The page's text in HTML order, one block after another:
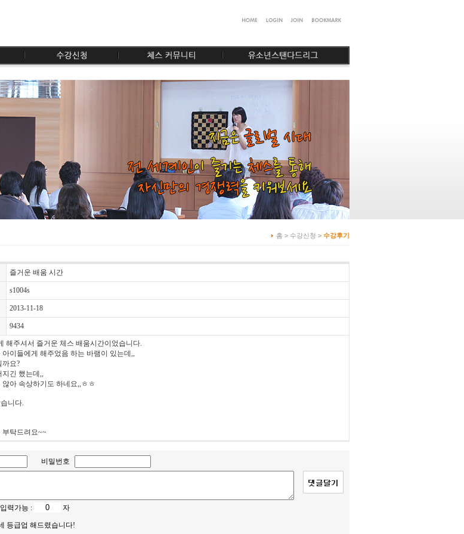
홈 > 수강신청 > 수강후기
즐거운 배움 시간
s1004s
2013-11-18
9434
해주셔서 즐거운 체스 배움시간이었습니다.
이들에게 해주었음 하는 바램이 있는데,,
까요?
긴 했는데,,
아 속상하기도 하네요,,ㅎㅎ
니다.
부탁드려요~~
비밀번호
력가능 : 자
등급업 해드렸습니다!